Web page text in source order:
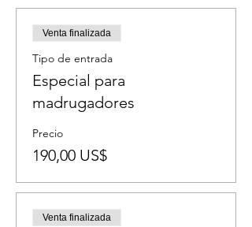
Venta finalizada
Tipo de entrada
Especial para
madrugadores
Precio
190,00 US$
Venta finalizada